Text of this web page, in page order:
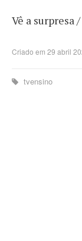
Vê a surpresa
Criado em 29 abril
tvensino